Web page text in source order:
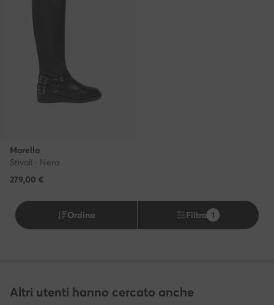
Marella
Stivali · Nero
279,00 €
Ordina Filtra 1
Altri utenti hanno cercato anche